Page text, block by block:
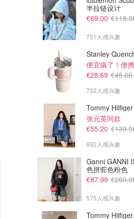
半拉链设计
€69.00
751人感兴趣
便宜疯了！便
€28.69 €45.00
732人感兴趣
Tommy
张元英同款
€55.20
692人感兴趣
Ganni GANNI
色拼驼色粉色
€87.99
575人感兴趣